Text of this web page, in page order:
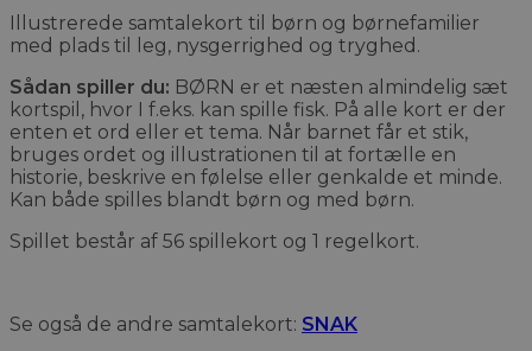
Illustrerede samtalekort til børn og børnefamilier
med plads til leg, nysgerrighed og tryghed.
Sådan spiller du: BØRN er et næsten almindelig sæt
kortspil, hvor I f.eks. kan spille fisk. På alle kort er der
enten et ord eller et tema. Når barnet får et stik,
bruges ordet og illustrationen til at fortælle en
historie, beskrive en følelse eller genkalde et minde.
Kan både spilles blandt børn og med børn.
Spillet består af 56 spillekort og 1 regelkort.
Se også de andre samtalekort: SNAK